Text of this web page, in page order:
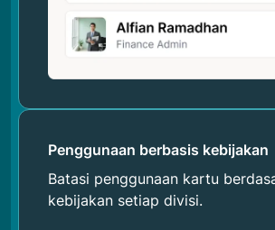
Penggunaan berbasis kebijakan
Batasi penggunaan kartu
kebijakan setiap divisi.